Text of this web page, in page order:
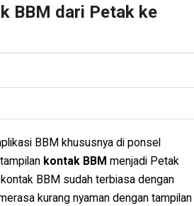
BBM dari Petak ke
BBM khususnya di ponsel
kontak BBM menjadi Petak
BBM sudah terbiasa dengan
kurang nyaman dengan tampilan